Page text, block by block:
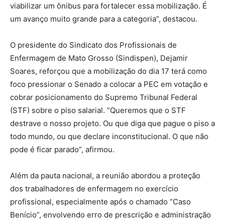
viabilizar um ônibus para fortalecer essa mobilização. É
um avanço muito grande para a categoria”, destacou.
O presidente do Sindicato dos Profissionais de
Enfermagem de Mato Grosso (Sindispen), Dejamir
Soares, reforçou que a mobilização do dia 17 terá como
foco pressionar o Senado a colocar a PEC em votação e
cobrar posicionamento do Supremo Tribunal Federal
(STF) sobre o piso salarial. “Queremos que o STF
destrave o nosso projeto. Ou que diga que pague o piso a
todo mundo, ou que declare inconstitucional. O que não
pode é ficar parado”, afirmou.
Além da pauta nacional, a reunião abordou a proteção
dos trabalhadores de enfermagem no exercício
profissional, especialmente após o chamado “Caso
Benício”, envolvendo erro de prescrição e administração